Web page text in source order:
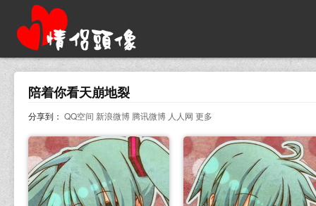
陪着你看天崩地裂
分享到： QQ空间 新浪微博 腾讯微博 人人网 更多